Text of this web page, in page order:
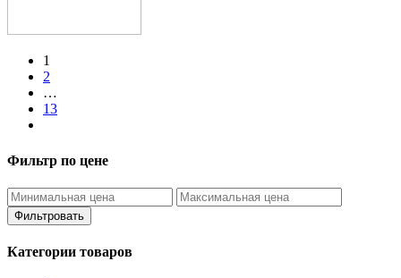
1
2
…
13
Фильтр по цене
Фильтровать
Категории товаров